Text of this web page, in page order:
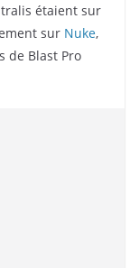
étaient sur
sur Nuke,
de Blast Pro